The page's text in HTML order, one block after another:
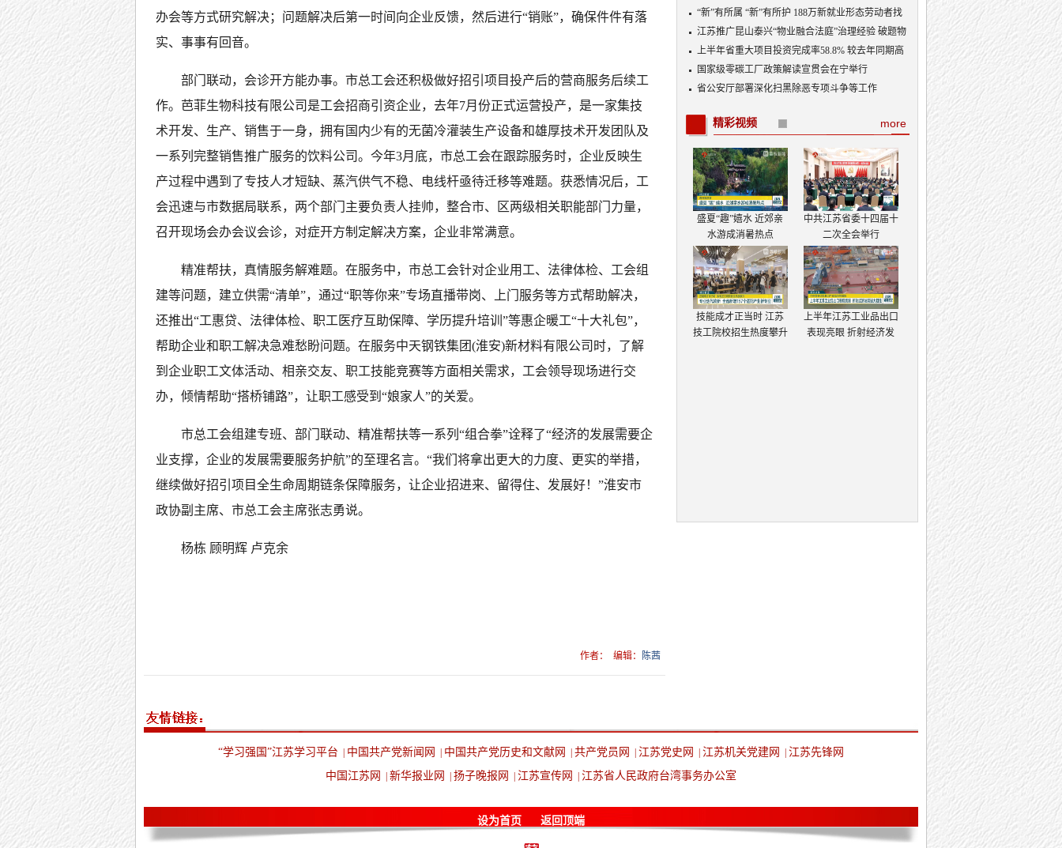
办会等方式研究解决；问题解决后第一时间向企业反馈，然后进行“销账”，确保件件有落
实、事事有回音。
部门联动，会诊开方能办事。市总工会还积极做好招引项目投产后的营商服务后续工
作。芭菲生物科技有限公司是工会招商引资企业，去年7月份正式运营投产，是一家集技
术开发、生产、销售于一身，拥有国内少有的无菌冷灌装生产设备和雄厚技术开发团队及
一系列完整销售推广服务的饮料公司。今年3月底，市总工会在跟踪服务时，企业反映生
产过程中遇到了专技人才短缺、蒸汽供气不稳、电线杆亟待迁移等难题。获悉情况后，工
会迅速与市数据局联系，两个部门主要负责人挂帅，整合市、区两级相关职能部门力量，
召开现场会办会议会诊，对症开方制定解决方案，企业非常满意。
精准帮扶，真情服务解难题。在服务中，市总工会针对企业用工、法律体检、工会组
建等问题，建立供需“清单”，通过“职等你来”专场直播带岗、上门服务等方式帮助解决，
还推出“工惠贷、法律体检、职工医疗互助保障、学历提升培训”等惠企暖工“十大礼包”，
帮助企业和职工解决急难愁盼问题。在服务中天钢铁集团(淮安)新材料有限公司时，了解
到企业职工文体活动、相亲交友、职工技能竞赛等方面相关需求，工会领导现场进行交
办，倾情帮助“搭桥铺路”，让职工感受到“娘家人”的关爱。
市总工会组建专班、部门联动、精准帮扶等一系列“组合拳”诠释了“经济的发展需要企
业支撑，企业的发展需要服务护航”的至理名言。“我们将拿出更大的力度、更实的举措，
继续做好招引项目全生命周期链条保障服务，让企业招进来、留得住、发展好！”淮安市
政协副主席、市总工会主席张志勇说。
杨栋 顾明辉 卢克余
作者： 编辑： 陈茜
“新”有所属 “新”有所护 188万新就业形态劳动者找
到“娘家”
江苏推广昆山泰兴“物业融合法庭”治理经验 破题物
业治理“老大难”
上半年省重大项目投资完成率58.8% 较去年同期高
出3.5个百分点
国家级零碳工厂政策解读宣贯会在宁举行
省公安厅部署深化扫黑除恶专项斗争等工作
more
精彩视频
盛夏“趣”嬉水 近郊亲
水游成消暑热点
中共江苏省委十四届十
二次全会举行
技能成才正当时 江苏
技工院校招生热度攀升
上半年江苏工业品出口
表现亮眼 折射经济发
“学习强国”江苏学习平台 中国共产党新闻网 中国共产党历史和文献网 共产党员网 江苏党史网 江苏机关党建网
江苏先锋网
中国江苏网
新华报业网 扬子晚报网 江苏宣传网 江苏省人民政府台湾事务办公室
设为首页 返回顶端